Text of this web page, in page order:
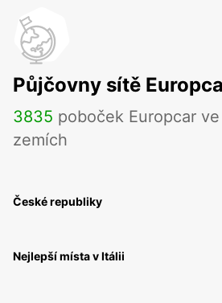
Půjčovny sítě
3835 poboček Europcar
zemích
České republiky
Nejlepší místa v Itálii